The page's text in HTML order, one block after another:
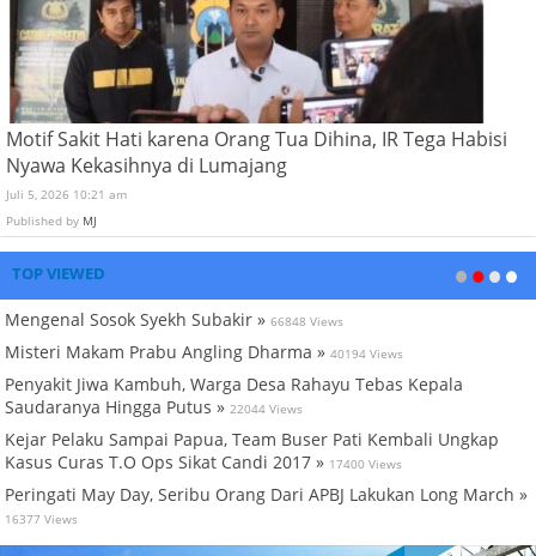
Motif Sakit Hati karena Orang Tua Dihina, IR Tega Habisi
Nyawa Kekasihnya di Lumajang
Juli 5, 2026 10:21 am
Published by MJ
TOP VIEWED
Mengenal Sosok Syekh Subakir » 66848 Views
Misteri Makam Prabu Angling Dharma » 40194 Views
Penyakit Jiwa Kambuh, Warga Desa Rahayu Tebas Kepala
Saudaranya Hingga Putus » 22044 Views
Kejar Pelaku Sampai Papua, Team Buser Pati Kembali Ungkap
Kasus Curas T.O Ops Sikat Candi 2017 » 17400 Views
Peringati May Day, Seribu Orang Dari APBJ Lakukan Long March »
16377 Views